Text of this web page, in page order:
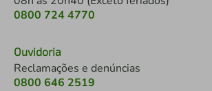
0800 724 4770
Ouvidoria
Reclamações e denúncias
0800 646 2519